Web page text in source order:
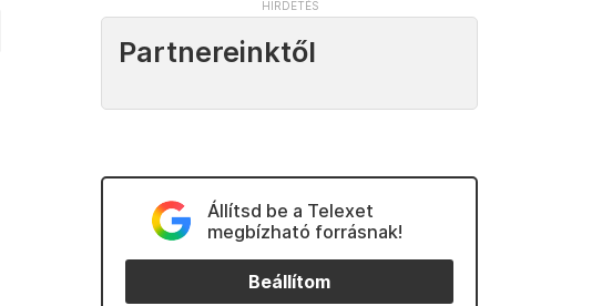
Partnereinktől
Állítsd be a Telexet
megbízható forrásnak!
Beállítom